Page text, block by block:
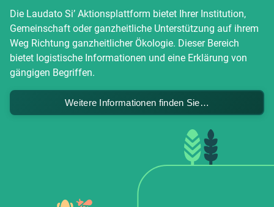
Die Laudato Si’ Aktionsplattform bietet Ihrer Institution,
Gemeinschaft oder ganzheitliche Unterstützung auf ihrem
Weg Richtung ganzheitlicher Ökologie. Dieser Bereich
bietet logistische Informationen und eine Erklärung von
gängigen Begriffen.
Weitere Informationen finden Sie…